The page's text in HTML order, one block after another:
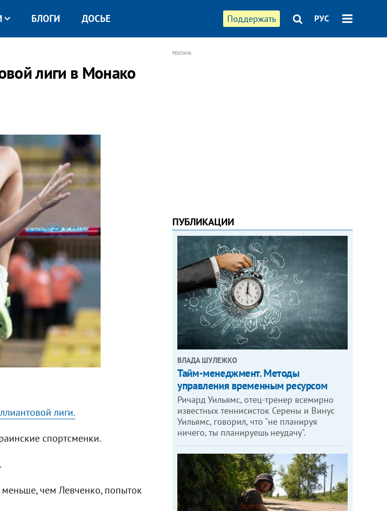
Поддержать РУС
БЛОГИ ДОСЬЕ
лиги в Монако
лиги.
спортсменки.
меньше, чем Левченко, попыток
РЕКЛАМА
ПУБЛИКАЦИИ
ВЛАДА ШУЛЕЖКО
Тайм-менеджмент. Методы
управления временным ресурсом
Ричард Уильямс, отец-тренер всемирно
известных теннисисток Серены и Винус
Уильямс, говорил, что "не планируя
ничего, ты планируешь неудачу".